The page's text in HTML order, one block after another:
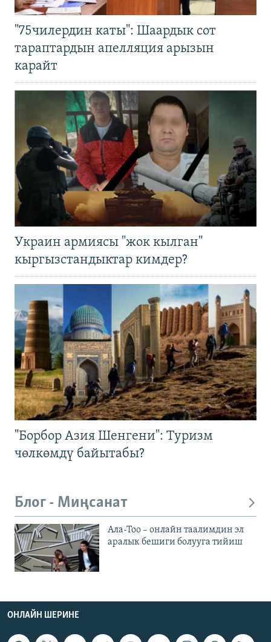
"75чилердин каты": Шаардык сот
тараптардын апелляция арызын
карайт
Украин армиясы "жок кылган"
кыргызстандыктар кимдер?
"Борбор Азия Шенгени": Туризм
чөлкөмдү байытабы?
Блог - Миңсанат
Ала-Тоо – онлайн таалимдин эл
аралык бешиги болууга тийиш
ОНЛАЙН ШЕРИНЕ